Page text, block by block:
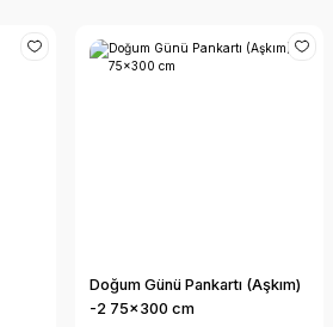
Doğum Günü Pankartı (Aşkım)
-2 75x300 cm